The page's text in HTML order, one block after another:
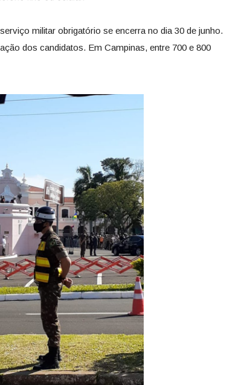
militar obrigatório se encerra no dia 30 de junho.
dos candidatos. Em Campinas, entre 700 e 800